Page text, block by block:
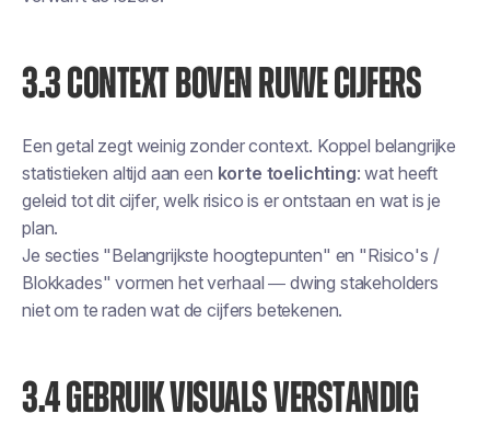
3.3 CONTEXT BOVEN RUWE CIJFERS
Een getal zegt weinig zonder context. Koppel belangrijke
statistieken altijd aan een korte toelichting: wat heeft
geleid tot dit cijfer, welk risico is er ontstaan en wat is je
plan.
Je secties "Belangrijkste hoogtepunten" en "Risico's /
Blokkades" vormen het verhaal — dwing stakeholders
niet om te raden wat de cijfers betekenen.
3.4 GEBRUIK VISUALS VERSTANDIG